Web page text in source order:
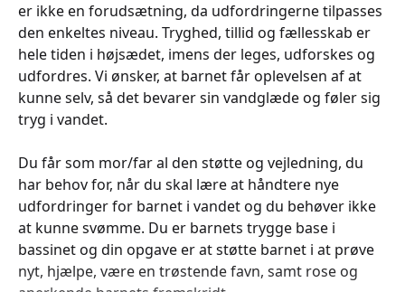
er ikke en forudsætning, da udfordringerne tilpasses
den enkeltes niveau. Tryghed, tillid og fællesskab er
hele tiden i højsædet, imens der leges, udforskes og
udfordres. Vi ønsker, at barnet får oplevelsen af at
kunne selv, så det bevarer sin vandglæde og føler sig
tryg i vandet.
Du får som mor/far al den støtte og vejledning, du
har behov for, når du skal lære at håndtere nye
udfordringer for barnet i vandet og du behøver ikke
at kunne svømme. Du er barnets trygge base i
bassinet og din opgave er at støtte barnet i at prøve
nyt, hjælpe, være en trøstende favn, samt rose og